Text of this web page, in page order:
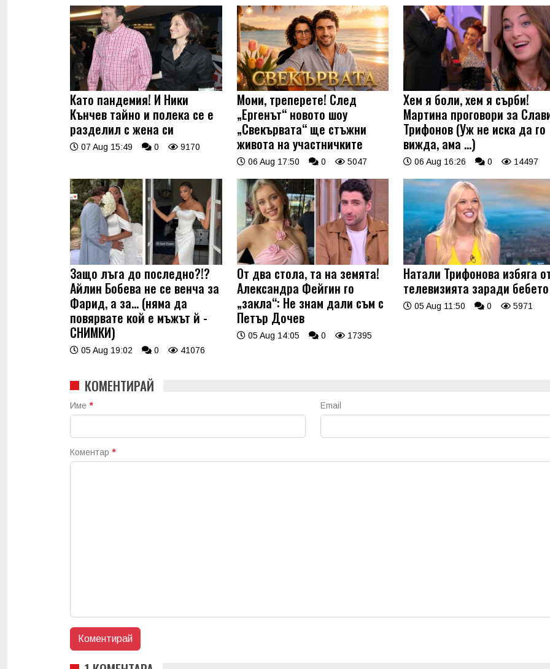
Като пандемия! И Ники
Кънчев тайно и полека се е
разделил с жена си
07 Aug 15:49 0 9170
Моми, треперете! След
„Ергенът“ новото шоу
„Свекървата“ ще стъжни
живота на участничките
06 Aug 17:50 0 5047
Хем я боли, хем я сърби!
Мартина проговори за
Трифонов (Уж не иска да го
вижда, ама …)
06 Aug 16:26 0 14497
Защо лъга до последно?!?
Айлин Бобева не се венча за
Фарид, а за... (няма да
повярвате кой е мъжът й -
СНИМКИ)
05 Aug 19:02 0 41076
От два стола, та на земята!
Александра Фейгин го
„закла“: Не знам дали съм с
Петър Дочев
05 Aug 14:05 0 17395
Натали Трифонова избяга
телевизията заради бебето
05 Aug 11:50 0 5971
КОМЕНТИРАЙ
Име * Email
Коментар *